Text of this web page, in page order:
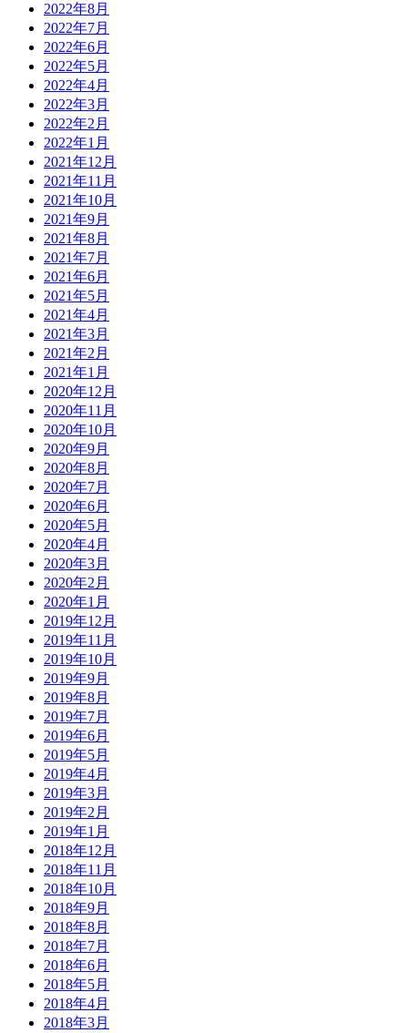
2022年8月
2022年7月
2022年6月
2022年5月
2022年4月
2022年3月
2022年2月
2022年1月
2021年12月
2021年11月
2021年10月
2021年9月
2021年8月
2021年7月
2021年6月
2021年5月
2021年4月
2021年3月
2021年2月
2021年1月
2020年12月
2020年11月
2020年10月
2020年9月
2020年8月
2020年7月
2020年6月
2020年5月
2020年4月
2020年3月
2020年2月
2020年1月
2019年12月
2019年11月
2019年10月
2019年9月
2019年8月
2019年7月
2019年6月
2019年5月
2019年4月
2019年3月
2019年2月
2019年1月
2018年12月
2018年11月
2018年10月
2018年9月
2018年8月
2018年7月
2018年6月
2018年5月
2018年4月
2018年3月